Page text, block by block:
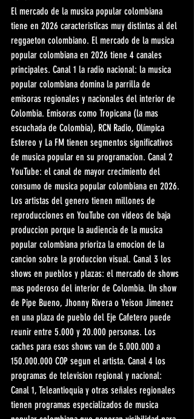
El mercado de la musica popular colombiana
tiene en 2026 caracteristicas muy distintas al del
reggaeton colombiano. El mercado de la musica
popular colombiana en 2026 tiene 4 canales
principales. Canal 1 la radio nacional: la musica
popular colombiana domina la parrilla de
emisoras regionales y nacionales del interior de
Colombia. Emisoras como Tropicana (la mas
escuchada de Colombia), RCN Radio, Olímpica
Estereo y La FM tienen segmentos significativos
de musica popular en su programacion. Canal 2
YouTube: el canal de mayor crecimiento del
consumo de musica popular colombiana en 2026.
Los artistas del genero tienen millones de
reproducciones en YouTube con videos de baja
produccion porque la audiencia de la musica
popular colombiana prioriza la emocion de la
cancion sobre la produccion visual. Canal 3 los
shows en pueblos y plazas: el mercado de shows
mas poderoso del interior de Colombia. Un show
de Pipe Bueno, Jhonny Rivera o Yeison Jimenez
en una plaza de pueblo del Eje Cafetero puede
reunir entre 5.000 y 20.000 personas. Los
caches para esos shows van de 5.000.000 a
150.000.000 COP segun el artista. Canal 4 los
programas de television regional y nacional:
Canal 1, Teleantioquia y otras señales regionales
tienen programas especializados de musica